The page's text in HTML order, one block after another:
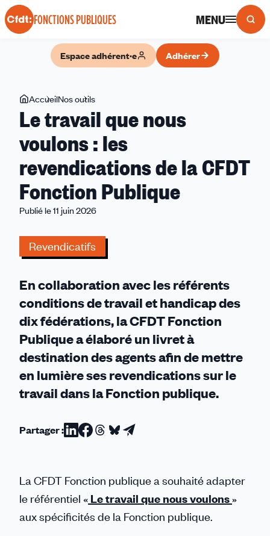
Panneau de gestion des cookies
FONCTIONS PUBLIQUES MENU
Espace adhérent·e Adhérer
Vous
êtes
ici
AccueilNos outils
travail
que
nous
voulons
:
les
revendications
la
Publique
Le travail que nous
voulons : les
revendications de la CFDT
Fonction Publique
Publié le 11 juin 2026
Revendicatifs
En collaboration avec les référents
conditions de travail et handicap des
dix fédérations, la CFDT Fonction
Publique a élaboré un livret à
destination des agents afin de mettre
en lumière ses revendications sur le
travail dans la Fonction publique.
Partager :Partager
Linkedin
Partager
Facebook
Partager
Threads
Partager
Bluesky
Partager
email
La CFDT Fonction publique a souhaité adapter
le référentiel « Le travail que nous voulons »
aux spécificités de la Fonction publique.